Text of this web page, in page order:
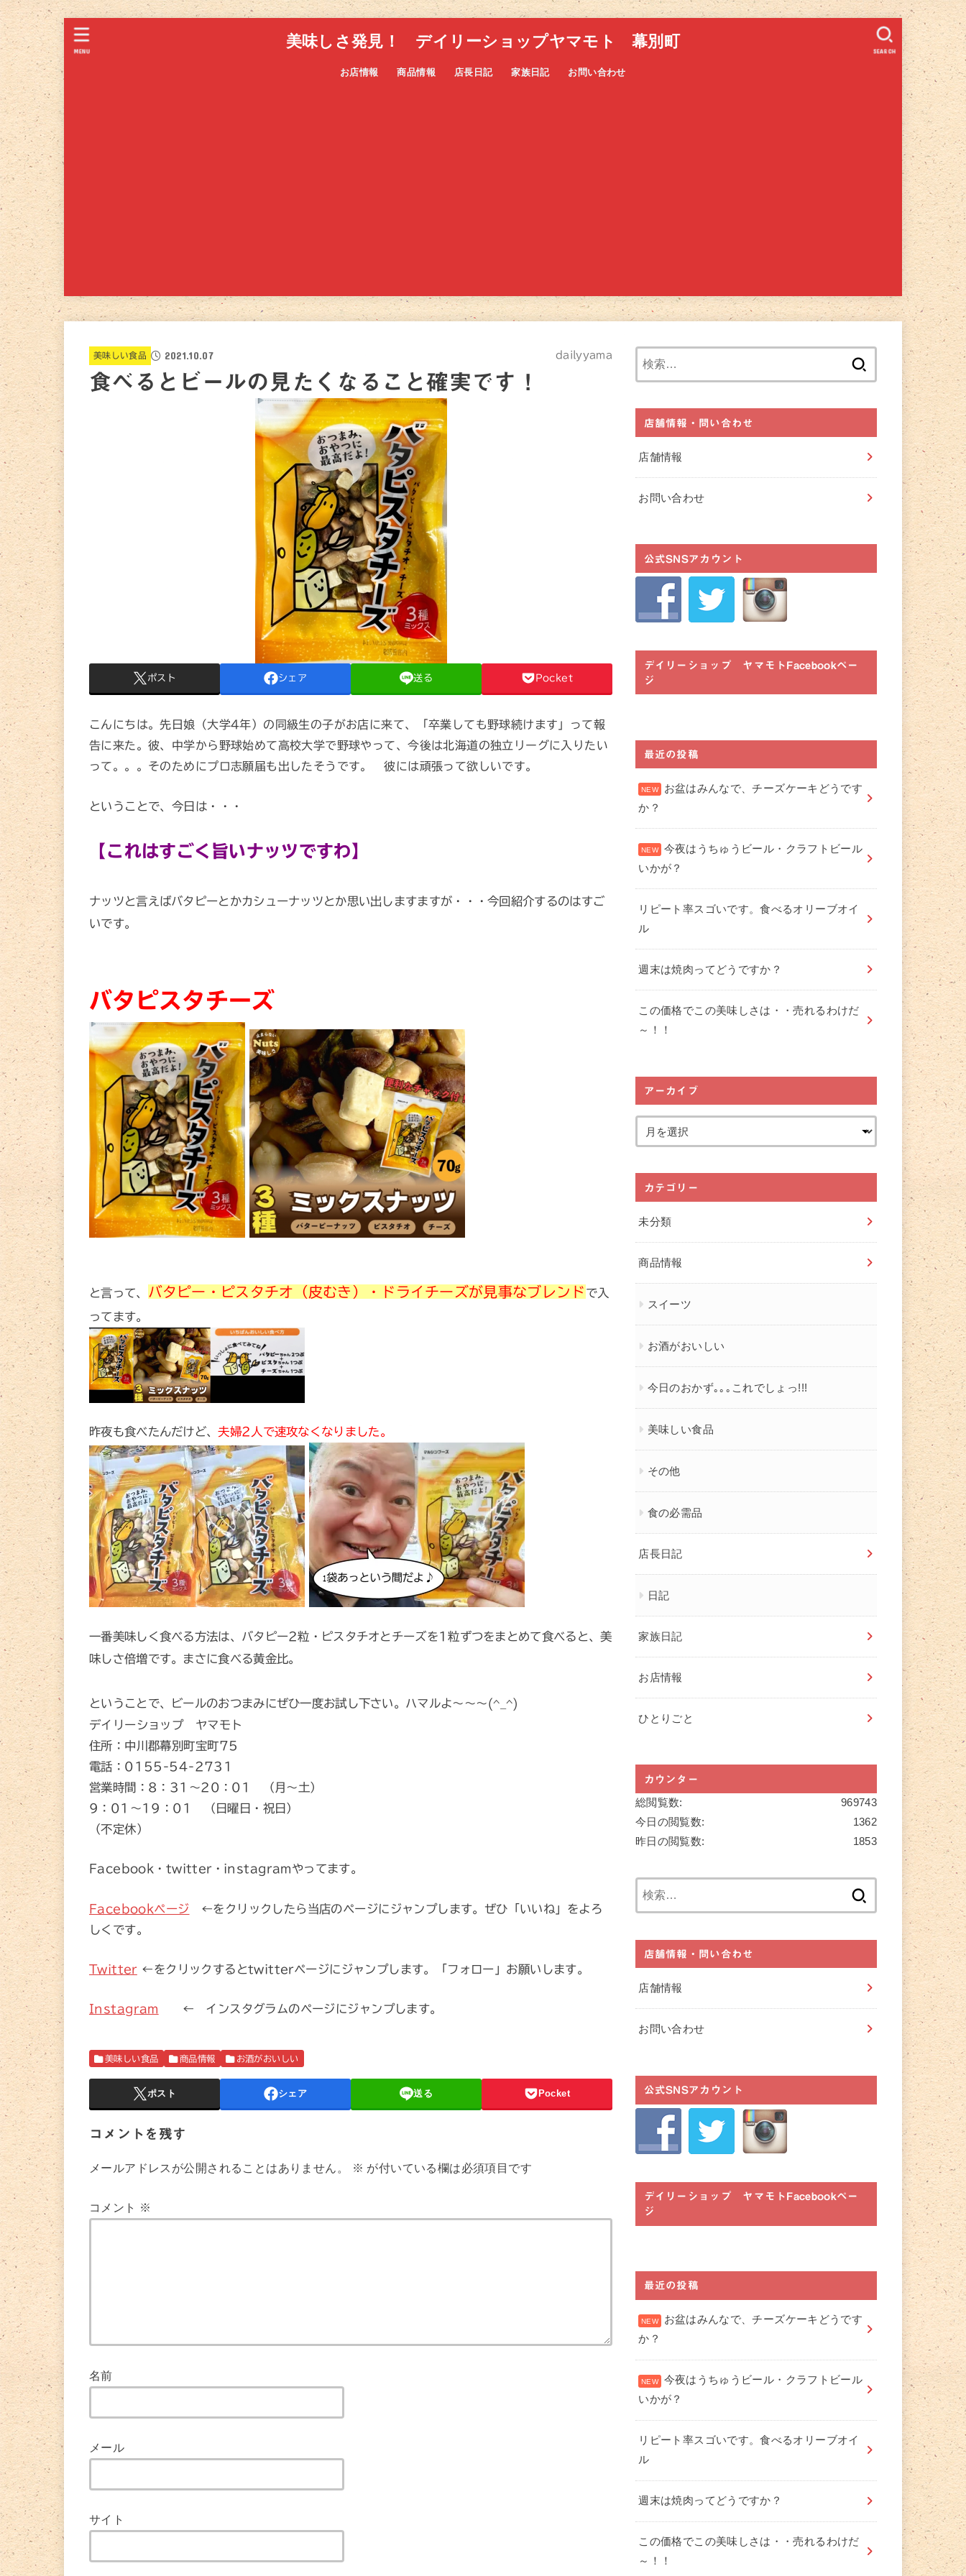
美味しさ発見！ デイリーショップヤマモト 幕別町
お店情報 商品情報 店長日記 家族日記 お問い合わせ
SEARCH
MENU
美味しい食品 2021.10.07 dailyyama
食べるとビールの見たくなること確実です！
ポスト シェア 送る Pocket
こんにちは。先日娘（大学4年）の同級生の子がお店に来て、「卒業しても野球続けます」って報
告に来た。彼、中学から野球始めて高校大学で野球やって、今後は北海道の独立リーグに入りたい
って。。。そのためにプロ志願届も出したそうです。 彼には頑張って欲しいです。
ということで、今日は・・・
【これはすごく旨いナッツですわ】
ナッツと言えばバタピーとかカシューナッツとか思い出しますますが・・・今回紹介するのはすご
いです。
バタピスタチーズ
と言って、 バタピー・ピスタチオ（皮むき）・ドライチーズが見事なブレンド で入
ってます。
昨夜も食べたんだけど、夫婦2人で速攻なくなりました。
一番美味しく食べる方法は、バタピー2粒・ピスタチオとチーズを1粒ずつをまとめて食べると、美
味しさ倍増です。まさに食べる黄金比。
ということで、ビールのおつまみにぜひ一度お試し下さい。ハマルよ～～～(^_^)
デイリーショップ ヤマモト
住所：中川郡幕別町宝町75
電話：0155-54-2731
営業時間：8：31～20：01 （月～土）
9：01～19：01 （日曜日・祝日）
（不定休）
Facebook・twitter・instagramやってます。
Facebookページ ←をクリックしたら当店のページにジャンプします。ぜひ「いいね」をよろ
しくです。
Twitter ←をクリックするとtwitterページにジャンプします。「フォロー」お願いします。
Instagram ← インスタグラムのページにジャンプします。
美味しい食品 商品情報 お酒がおいしい
ポスト シェア 送る Pocket
コメントを残す
メールアドレスが公開されることはありません。 ※ が付いている欄は必須項目です
コメント ※
名前
メール
サイト
店舗情報・問い合わせ
店舗情報
お問い合わせ
公式SNSアカウント
デイリーショップ ヤマモトFacebookペー
ジ
最近の投稿
お盆はみんなで、チーズケーキどうです
か？
今夜はうちゅうビール・クラフトビール
いかが？
リピート率スゴいです。食べるオリーブオイ
ル
週末は焼肉ってどうですか？
この価格でこの美味しさは・・売れるわけだ
～！！
アーカイブ
カテゴリー
未分類
商品情報
スイーツ
お酒がおいしい
今日のおかず｡｡｡これでしょっ!!!
美味しい食品
その他
食の必需品
店長日記
日記
家族日記
お店情報
ひとりごと
カウンター
969743
総閲覧数:
1362
今日の閲覧数:
1853
昨日の閲覧数:
店舗情報・問い合わせ
店舗情報
お問い合わせ
公式SNSアカウント
デイリーショップ ヤマモトFacebookペー
ジ
最近の投稿
お盆はみんなで、チーズケーキどうです
か？
今夜はうちゅうビール・クラフトビール
いかが？
リピート率スゴいです。食べるオリーブオイ
ル
週末は焼肉ってどうですか？
この価格でこの美味しさは・・売れるわけだ
～！！